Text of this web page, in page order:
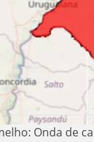
Onda de